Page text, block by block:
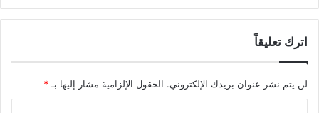
اترك تعليقاً
لن يتم نشر عنوان بريدك الإلكتروني. الحقول الإلزامية مشار إليها بـ *